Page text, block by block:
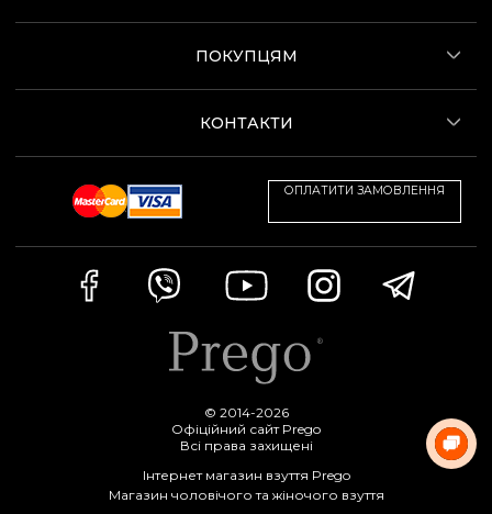
ПОКУПЦЯМ
КОНТАКТИ
ОПЛАТИТИ ЗАМОВЛЕННЯ
© 2014-2026
Офіційний сайт Prego
Всі права захищені
Інтернет магазин взуття Prego
Магазин чоловічого та жіночого взуття